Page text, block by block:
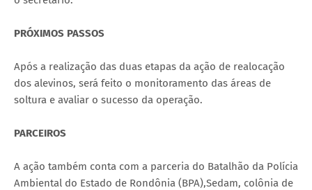
PRÓXIMOS PASSOS
Após a realização das duas etapas da ação de realocação
dos alevinos, será feito o monitoramento das áreas de
soltura e avaliar o sucesso da operação.
PARCEIROS
A ação também conta com a parceria do Batalhão da Polícia
Ambiental do Estado de Rondônia (BPA),Sedam, colônia de